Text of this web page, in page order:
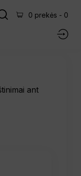
0 prekės - 0
ant